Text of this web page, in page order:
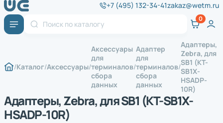
+7 (495) 132-34-41zakaz@wetm.ru
Каталог Аксессуары
Аксессуары
для
терминалов
сбора
данных
Адаптер
для
терминалов
сбора
данных
Адаптеры,
Zebra, для
SB1 (KT-
SB1X-
HSADP-
10R)
Адаптеры, Zebra, для SB1 (KT-SB1X-
HSADP-10R)